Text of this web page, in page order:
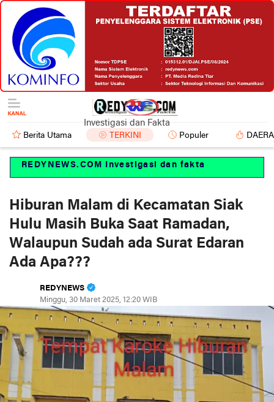
Investigasi dan Fakta
Berita Utama TERKINI Populer
REDYNEWS.COM Investigasi dan fakta
Hiburan Malam di Kecamatan Siak
Hulu Masih Buka Saat Ramadan,
Walaupun Sudah ada Surat Edaran
Ada Apa???
REDYNEWS
Minggu, 30 Maret 2025, 12:20 WIB